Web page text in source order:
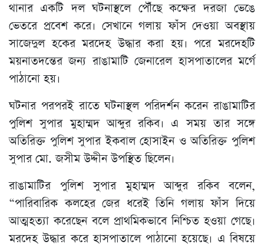
থানার একটি দল ঘটনাস্থলে পৌঁছে কক্ষের দরজা ভেঙে
ভেতরে প্রবেশ করে। সেখানে গলায় ফাঁস দেওয়া অবস্থায়
সাজেদুল হকের মরদেহ উদ্ধার করা হয়। পরে মরদেহটি
ময়নাতদন্তের জন্য রাঙামাটি জেনারেল হাসপাতালের মর্গে
পাঠানো হয়।
ঘটনার পরপরই রাতে ঘটনাস্থল পরিদর্শন করেন রাঙামাটির
পুলিশ সুপার মুহাম্মদ আব্দুর রকিব। এ সময় তার সঙ্গে
অতিরিক্ত পুলিশ সুপার ইকবাল হোসাইন ও অতিরিক্ত পুলিশ
সুপার মো. জসীম উদ্দীন উপস্থিত ছিলেন।
রাঙামাটির পুলিশ সুপার মুহাম্মদ আব্দুর রকিব বলেন,
“পারিবারিক কলহের জের ধরেই তিনি গলায় ফাঁস দিয়ে
আত্মহত্যা করেছেন বলে প্রাথমিকভাবে নিশ্চিত হওয়া গেছে।
মরদেহ উদ্ধার করে হাসপাতালে পাঠানো হয়েছে। এ বিষয়ে